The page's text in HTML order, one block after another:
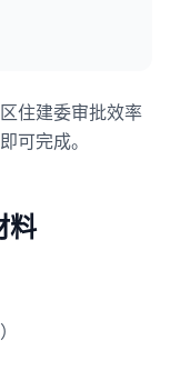
住建委审批效率
可完成。
料